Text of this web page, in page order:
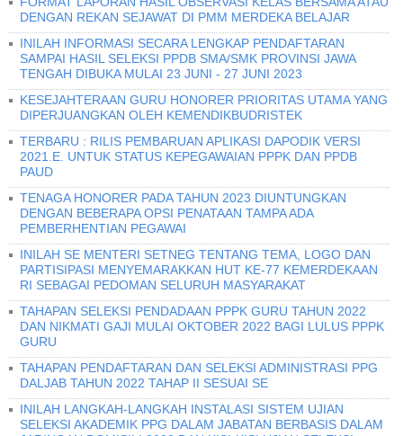
DENGAN REKAN SEJAWAT DI PMM MERDEKA BELAJAR
INILAH INFORMASI SECARA LENGKAP PENDAFTARAN
SAMPAI HASIL SELEKSI PPDB SMA/SMK PROVINSI JAWA
TENGAH DIBUKA MULAI 23 JUNI - 27 JUNI 2023
KESEJAHTERAAN GURU HONORER PRIORITAS UTAMA YANG
DIPERJUANGKAN OLEH KEMENDIKBUDRISTEK
TERBARU : RILIS PEMBARUAN APLIKASI DAPODIK VERSI
2021.E. UNTUK STATUS KEPEGAWAIAN PPPK DAN PPDB
PAUD
TENAGA HONORER PADA TAHUN 2023 DIUNTUNGKAN
DENGAN BEBERAPA OPSI PENATAAN TAMPA ADA
PEMBERHENTIAN PEGAWAI
INILAH SE MENTERI SETNEG TENTANG TEMA, LOGO DAN
PARTISIPASI MENYEMARAKKAN HUT KE-77 KEMERDEKAAN
RI SEBAGAI PEDOMAN SELURUH MASYARAKAT
TAHAPAN SELEKSI PENDADAAN PPPK GURU TAHUN 2022
DAN NIKMATI GAJI MULAI OKTOBER 2022 BAGI LULUS PPPK
GURU
TAHAPAN PENDAFTARAN DAN SELEKSI ADMINISTRASI PPG
DALJAB TAHUN 2022 TAHAP II SESUAI SE
INILAH LANGKAH-LANGKAH INSTALASI SISTEM UJIAN
SELEKSI AKADEMIK PPG DALAM JABATAN BERBASIS DALAM